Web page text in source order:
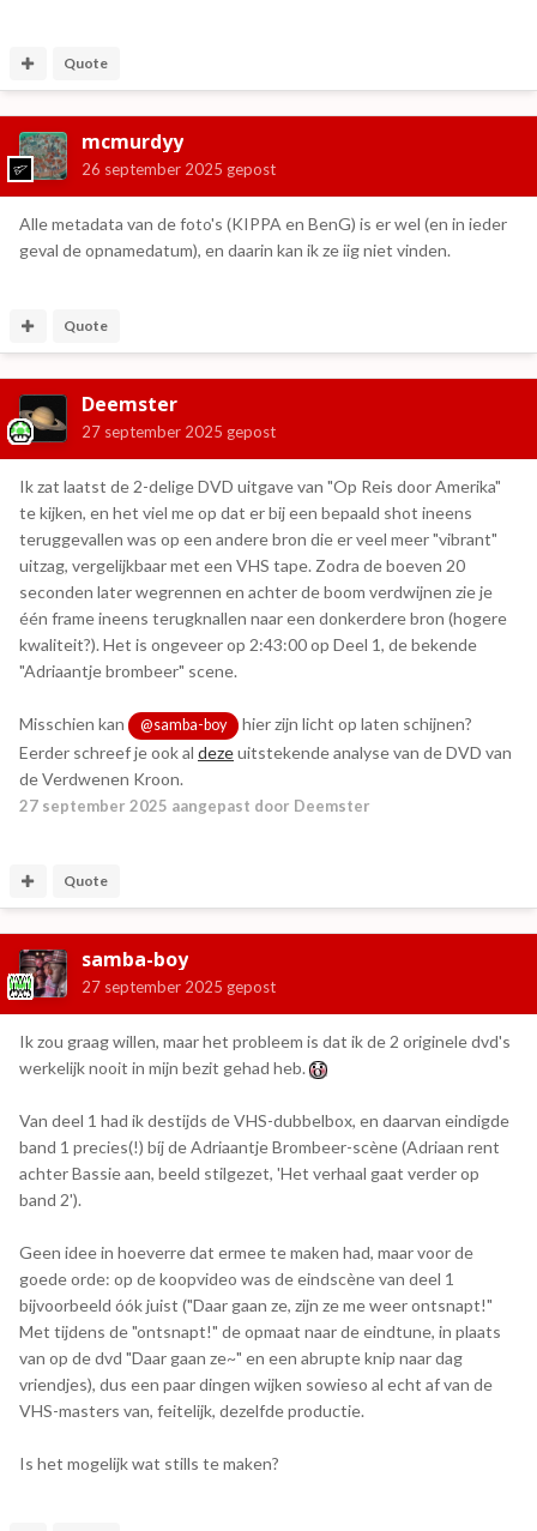
Quote
mcmurdyy
26 september 2025 gepost
Alle metadata van de foto's (KIPPA en BenG) is er wel (en in ieder
geval de opnamedatum), en daarin kan ik ze iig niet vinden.
Quote
Deemster
27 september 2025 gepost
Ik zat laatst de 2-delige DVD uitgave van "Op Reis door Amerika"
te kijken, en het viel me op dat er bij een bepaald shot ineens
teruggevallen was op een andere bron die er veel meer "vibrant"
uitzag, vergelijkbaar met een VHS tape. Zodra de boeven 20
seconden later wegrennen en achter de boom verdwijnen zie je
één frame ineens terugknallen naar een donkerdere bron (hogere
kwaliteit?). Het is ongeveer op 2:43:00 op Deel 1, de bekende
"Adriaantje brombeer" scene.
Misschien kan @samba-boy
hier zijn licht op laten schijnen?
Eerder schreef je ook al dezeuitstekende analyse van de DVD van
de Verdwenen Kroon.
27 september 2025 aangepast door Deemster
Quote
samba-boy
27 september 2025 gepost
Ik zou graag willen, maar het probleem is dat ik de 2 originele dvd's
werkelijk nooit in mijn bezit gehad heb.
Van deel 1 had ik destijds de VHS-dubbelbox, en daarvan eindigde
band 1 precies(!) bíj de Adriaantje Brombeer-scène (Adriaan rent
achter Bassie aan, beeld stilgezet, 'Het verhaal gaat verder op
band 2').
Geen idee in hoeverre dat ermee te maken had, maar voor de
goede orde: op de koopvideo was de eindscène van deel 1
bijvoorbeeld óók juist ("Daar gaan ze, zijn ze me weer ontsnapt!"
Met tijdens de "ontsnapt!" de opmaat naar de eindtune, in plaats
van op de dvd "Daar gaan ze~" en een abrupte knip naar dag
vriendjes), dus een paar dingen wijken sowieso al echt af van de
VHS-masters van, feitelijk, dezelfde productie.
Is het mogelijk wat stills te maken?